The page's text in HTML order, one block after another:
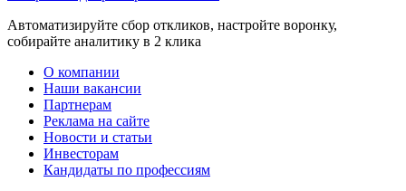
Автоматизируйте сбор откликов, настройте воронку,
собирайте аналитику в 2 клика
О компании
Наши вакансии
Партнерам
Реклама на сайте
Новости и статьи
Инвесторам
Кандидаты по профессиям